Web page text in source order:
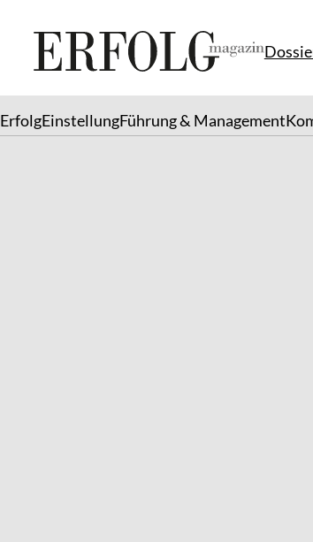
ErfolgEinstellungFührung & Management